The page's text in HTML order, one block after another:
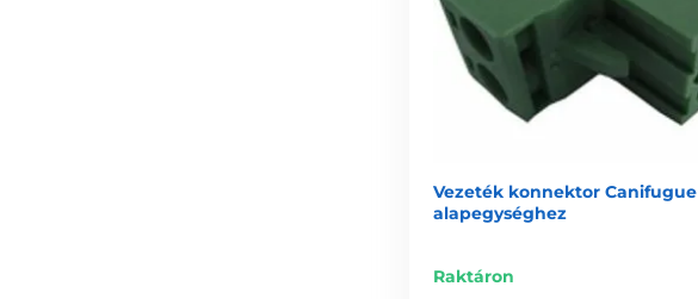
Vezeték konnektor Canifugue
alapegységhez
Raktáron